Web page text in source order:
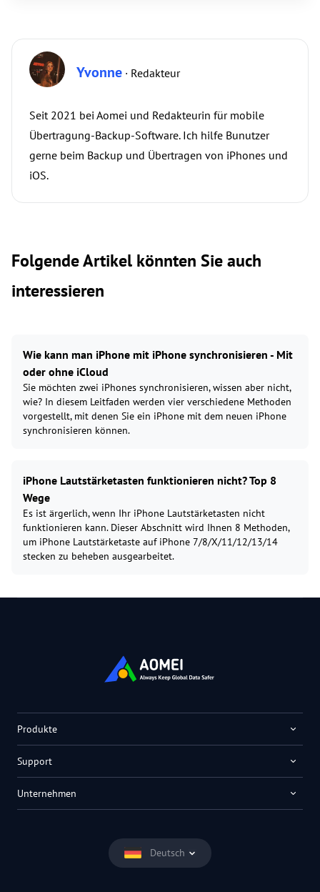
Yvonne · Redakteur
Seit 2021 bei Aomei und Redakteurin für mobile
Übertragung-Backup-Software. Ich hilfe Bunutzer
gerne beim Backup und Übertragen von iPhones und
iOS.
Folgende Artikel könnten Sie auch
interessieren
Wie kann man iPhone mit iPhone synchronisieren - Mit
oder ohne iCloud
Sie möchten zwei iPhones synchronisieren, wissen aber nicht,
wie? In diesem Leitfaden werden vier verschiedene Methoden
vorgestellt, mit denen Sie ein iPhone mit dem neuen iPhone
synchronisieren können.
iPhone Lautstärketasten funktionieren nicht? Top 8
Wege
Es ist ärgerlich, wenn Ihr iPhone Lautstärketasten nicht
funktionieren kann. Dieser Abschnitt wird Ihnen 8 Methoden,
um iPhone Lautstärketaste auf iPhone 7/8/X/11/12/13/14
stecken zu beheben ausgearbeitet.
Deutsch
Produkte
Support
Unternehmen